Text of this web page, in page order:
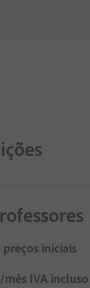
iniciais
/mês IVA incluso